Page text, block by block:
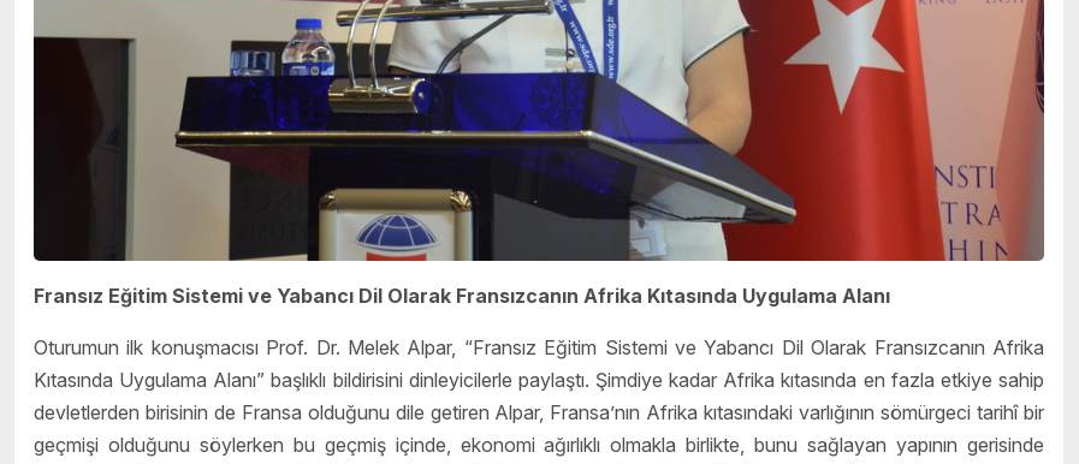
Fransız Eğitim Sistemi ve Yabancı Dil Olarak Fransızcanın Afrika Kıtasında Uygulama Alanı
Oturumun ilk konuşmacısı Prof. Dr. Melek Alpar, “Fransız Eğitim Sistemi ve Yabancı Dil Olarak Fransızcanın Afrika
Kıtasında Uygulama Alanı” başlıklı bildirisini dinleyicilerle paylaştı. Şimdiye kadar Afrika kıtasında en fazla etkiye sahip
devletlerden birisinin de Fransa olduğunu dile getiren Alpar, Fransa’nın Afrika kıtasındaki varlığının sömürgeci tarihî bir
geçmişi olduğunu söylerken bu geçmiş içinde, ekonomi ağırlıklı olmakla birlikte, bunu sağlayan yapının gerisinde